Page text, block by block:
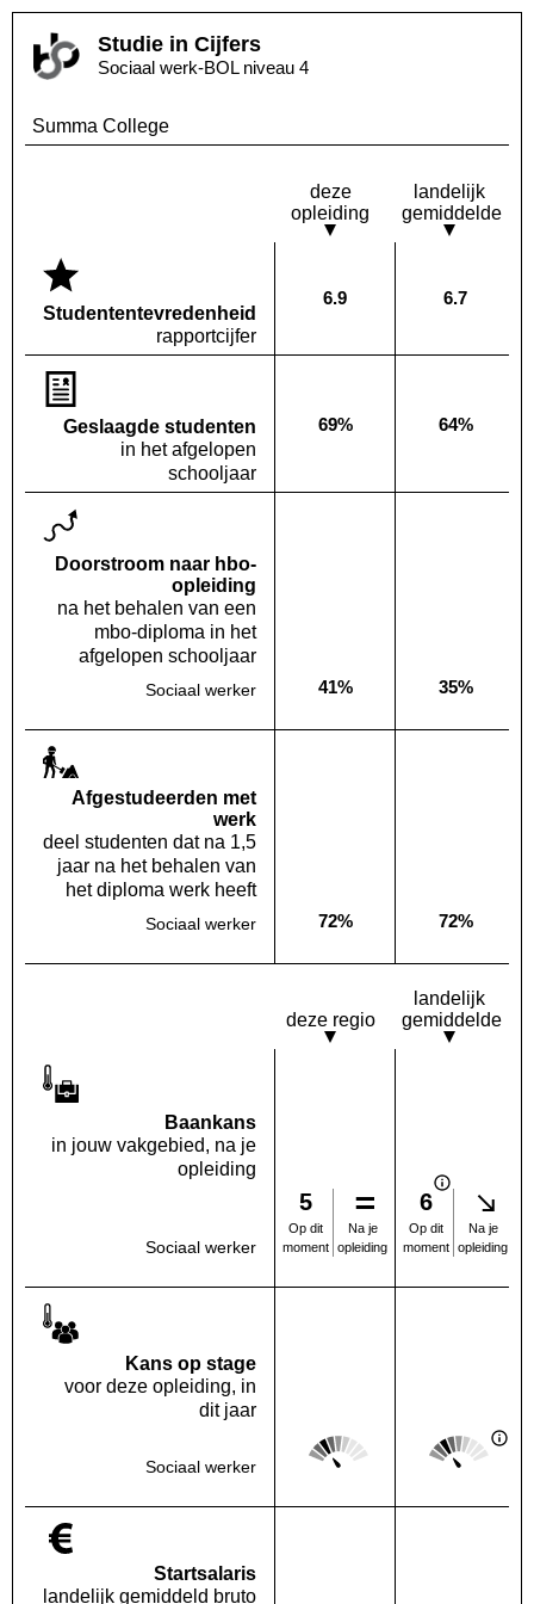
Studie in Cijfers
Sociaal werk-BOL niveau 4
Summa College
deze
opleiding
landelijk
gemiddelde
Studenten­tevredenheid
rapportcijfer
Deze opleiding:
6.9 Landelijk
6.7
Geslaagde studenten
in het afgelopen
schooljaar
Deze opleiding:
69% Landelijk
64%
Doorstroom naar hbo-
opleiding
na het behalen van een
mbo-diploma in het
afgelopen schooljaar
Sociaal werker Deze opleiding:
41% Landelijk
35%
Af­gestudeerden met
werk
deel studenten dat na 1,5
jaar na het behalen van
het diploma werk heeft
Sociaal werker Deze opleiding:
72% Landelijk
72%
deze regio
landelijk
gemiddelde
Baankans
in jouw vakgebied, na je
opleiding
Sociaal werker
5
Op dit
moment
Na je
opleiding
6
Op dit
moment
Na je
opleiding
Kans op stage
voor deze opleiding, in
dit jaar
Sociaal werker Deze regio:
Score: 2 van 5
Landelijk
Score: 2 van
Startsalaris
landelijk gemiddeld bruto